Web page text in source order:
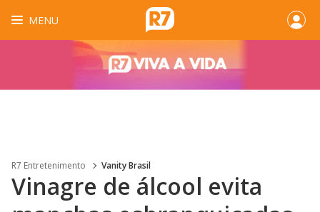
MENU
R7 Entretenimento Vanity Brasil
Vinagre de álcool evita